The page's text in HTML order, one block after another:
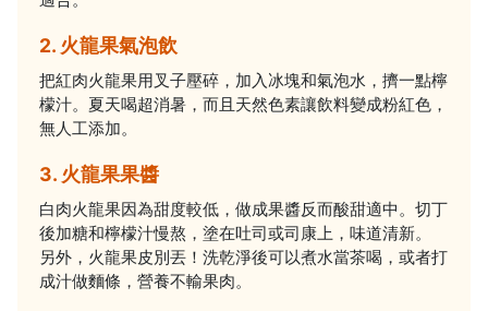
2. 火龍果氣泡飲
把紅肉火龍果用叉子壓碎，加入冰塊和氣泡水，擠一點檸
檬汁。夏天喝超消暑，而且天然色素讓飲料變成粉紅色，
無人工添加。
3. 火龍果果醬
白肉火龍果因為甜度較低，做成果醬反而酸甜適中。切丁
後加糖和檸檬汁慢熬，塗在吐司或司康上，味道清新。
另外，火龍果皮別丟！洗乾淨後可以煮水當茶喝，或者打
成汁做麵條，營養不輸果肉。